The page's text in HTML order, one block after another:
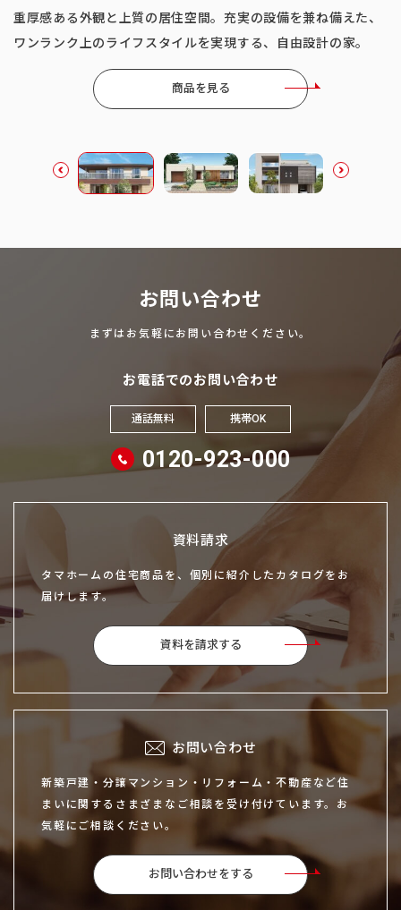
重厚感ある外観と上質の居住空間。充実の設備を兼ね備えた、
ワンランク上のライフスタイルを実現する、自由設計の家。
商品を見る
ご家族の気配をいつも身近に感じられる、ワンフロアの住ま
い。楽器の演奏など趣味にも活かせるインナーガレージ付き。
商品を見る
お問い合わせ
まずはお気軽にお問い合わせください。
お電話でのお問い合わせ
通話無料 携帯OK
0120-923-000
資料請求
タマホームの住宅商品を、個別に紹介したカタログをお
届けします。
資料を請求する
お問い合わせ
新築戸建・分譲マンション・リフォーム・不動産など住
まいに関するさまざまなご相談を受け付けています。お
気軽にご相談ください。
お問い合わせをする